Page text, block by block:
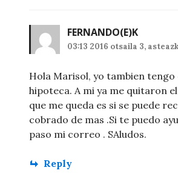
FERNANDO(E)K
03:13 2016 otsaila 3,
Hola Marisol, yo tambien tengo
hipoteca. A mi ya me quitaron
que me queda es si se puede
cobrado de mas .Si te puedo
paso mi correo . SAludos.
Reply